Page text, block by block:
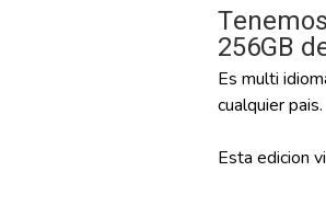
256GB
Es multi
cualquier pais.
Esta edicion